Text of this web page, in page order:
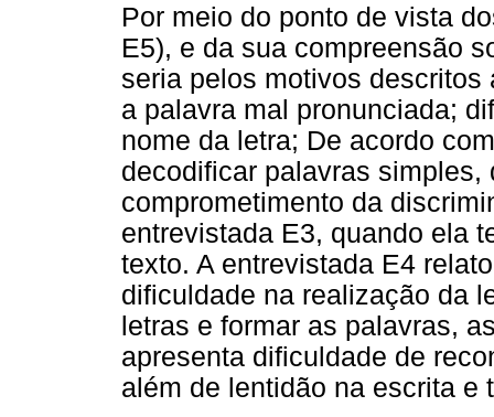
Por meio do ponto de vista
E5), e da sua compreensão
seria pelos motivos descritos
a palavra mal pronunciada;
nome da letra; De acordo
decodificar palavras
comprometimento da
entrevistada E3, quando ela
texto. A entrevistada E4
dificuldade na realização da
letras e formar as palavras,
apresenta dificuldade de
além de lentidão na escrita e